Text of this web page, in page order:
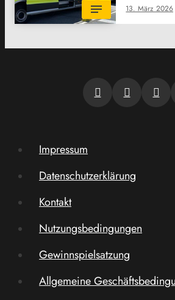
13. März 2026
Impressum
Datenschutzerklärung
Kontakt
Nutzungsbedingungen
Gewinnspielsatzung
Allgemeine